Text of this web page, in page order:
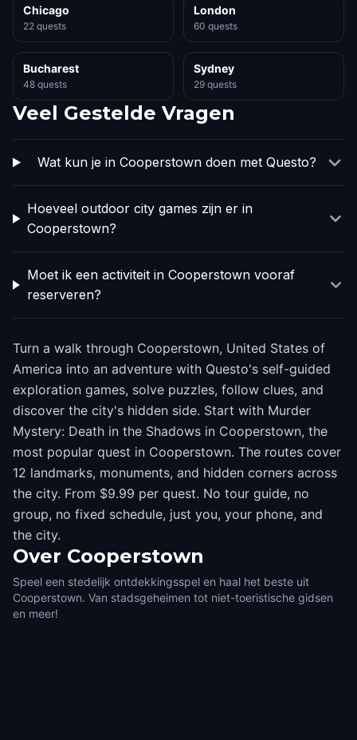
Chicago
22 quests
London
60 quests
Bucharest
48 quests
Sydney
29 quests
Veel Gestelde Vragen
Wat kun je in Cooperstown doen met Questo?
Hoeveel outdoor city games zijn er in
Cooperstown?
Moet ik een activiteit in Cooperstown vooraf
reserveren?
Turn a walk through Cooperstown, United States of
America into an adventure with Questo's self-guided
exploration games, solve puzzles, follow clues, and
discover the city's hidden side. Start with Murder
Mystery: Death in the Shadows in Cooperstown, the
most popular quest in Cooperstown. The routes cover
12 landmarks, monuments, and hidden corners across
the city. From $9.99 per quest. No tour guide, no
group, no fixed schedule, just you, your phone, and
the city.
Over Cooperstown
Speel een stedelijk ontdekkingsspel en haal het beste uit
Cooperstown. Van stadsgeheimen tot niet-toeristische gidsen
en meer!